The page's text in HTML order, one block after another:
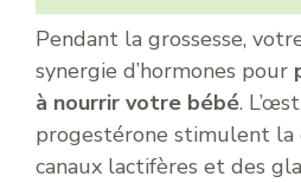
Pendant la grossesse,
synergie d’hormones pour
à nourrir votre bébé.
progestérone stimulent la
canaux lactifères et des